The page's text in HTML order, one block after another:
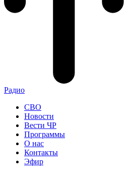
Радио
СВО
Новости
Вести ЧР
Программы
О нас
Контакты
Эфир